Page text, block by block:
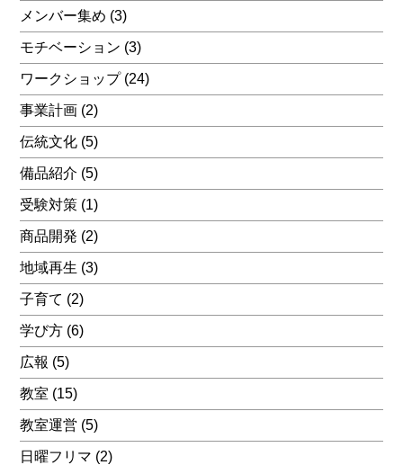
メンバー集め (3)
モチベーション (3)
ワークショップ(24)
事業計画 (2)
伝統文化 (5)
備品紹介 (5)
受験対策 (1)
商品開発 (2)
地域再生 (3)
子育て (2)
学び方 (6)
広報 (5)
教室 (15)
教室運営 (5)
日曜フリマ (2)